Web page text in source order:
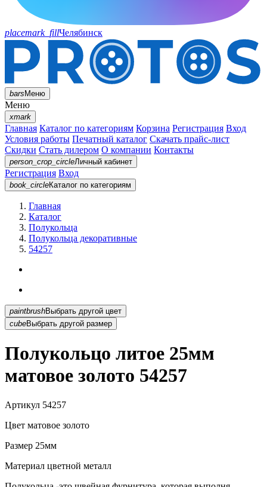
placemark_fillЧелябинск
barsМеню
Меню
xmark
Главная Каталог по категориям Корзина Регистрация Вход
Условия работы Печатный каталог Скачать прайс-лист
Скидки Стать дилером О компании Контакты
person_crop_circleЛичный кабинет
Регистрация Вход
book_circleКаталог по категориям
Главная
Каталог
Полукольца
Полукольца декоративные
54257
paintbrush
Выбрать другой цвет
cubeВыбрать другой размер
Полукольцо литое 25мм
матовое золото 54257
Артикул 54257
Цвет матовое золото
Размер 25мм
Материал цветной металл